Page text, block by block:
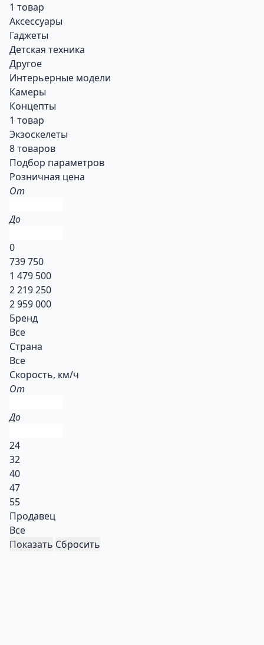
1 товар
Аксессуары
Гаджеты
Детская техника
Другое
Интерьерные модели
Камеры
Концепты
1 товар
Экзоскелеты
8 товаров
Подбор параметров
Розничная цена
От
До
0
739 750
1 479 500
2 219 250
2 959 000
Бренд
Все
Страна
Все
Скорость, км/ч
От
До
24
32
40
47
55
Продавец
Все